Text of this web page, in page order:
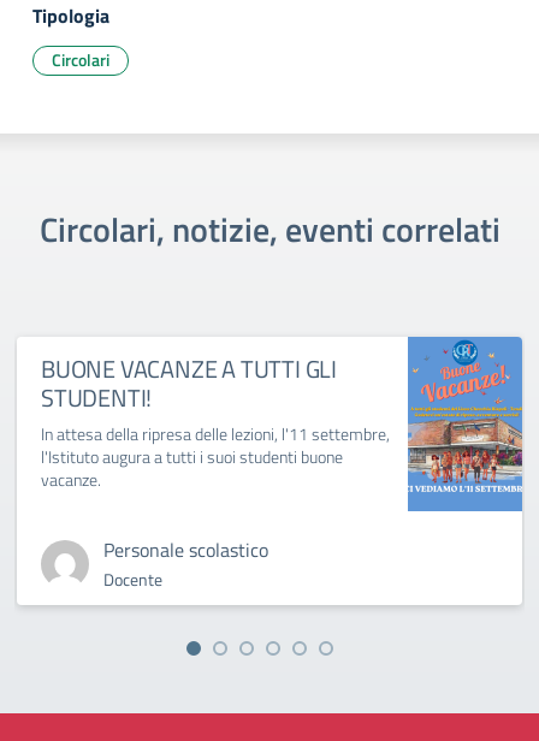
Tipologia
Circolari
Circolari, notizie, eventi correlati
BUONE VACANZE A TUTTI GLI
STUDENTI!
In attesa della ripresa delle lezioni, l'11 settembre,
l'Istituto augura a tutti i suoi studenti buone
vacanze.
Personale scolastico
Docente